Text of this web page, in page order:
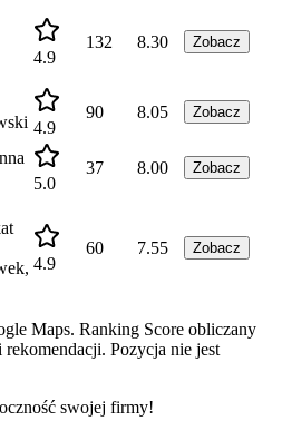
4.9
132 8.30 Zobacz
4.9
90 8.05 Zobacz
5.0
37 8.00 Zobacz
4.9
60 7.55 Zobacz
Maps. Ranking Score obliczany
Pozycja nie jest
swojej firmy!